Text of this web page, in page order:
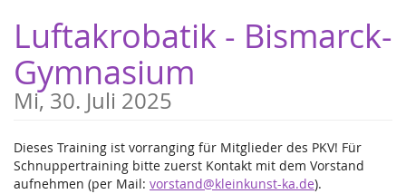
Haupt-
Inhalt
springen
Luftakrobatik - Bismarck-
Gymnasium
Mi, 30. Juli 2025
Dieses Training ist vorranging für Mitglieder des PKV! Für
Schnuppertraining bitte zuerst Kontakt mit dem Vorstand
aufnehmen (per Mail: vorstand@kleinkunst-ka.de).